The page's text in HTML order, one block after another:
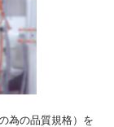
為の品質規格）を